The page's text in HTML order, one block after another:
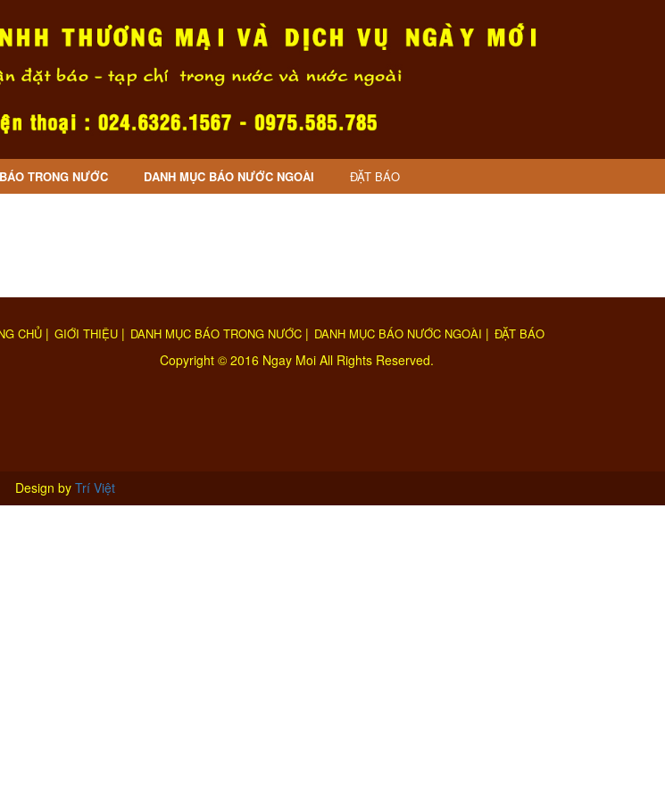
TRONG NƯỚC DANH MỤC BÁO NƯỚC NGOÀI ĐẶT BÁO
CHỦ | GIỚI THIỆU | DANH MỤC BÁO TRONG NƯỚC | DANH MỤC BÁO NƯỚC NGOÀI | ĐẶT BÁO
Copyright © 2016 Ngay Moi All Rights Reserved.
Design by Trí Việt